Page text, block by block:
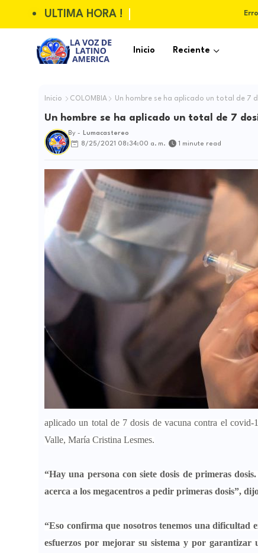
ULTIMA HORA !
Inicio Reciente
Inicio COLOMBIA Un hombre se ha aplicado un total de 7
Un hombre se ha aplicado un total de 7
By -
Lumacastereo
8/25/2021 08:34:00 a. m.
1 minute read
aplicado un total de 7 dosis de vacuna contra el covid-
Valle, María Cristina Lesmes.
“Hay una persona con siete dosis de primeras
acerca a los megacentros a pedir primeras dosis”,
“Eso confirma que nosotros tenemos una dificultad
esfuerzos por mejorar su sistema y por garantizar